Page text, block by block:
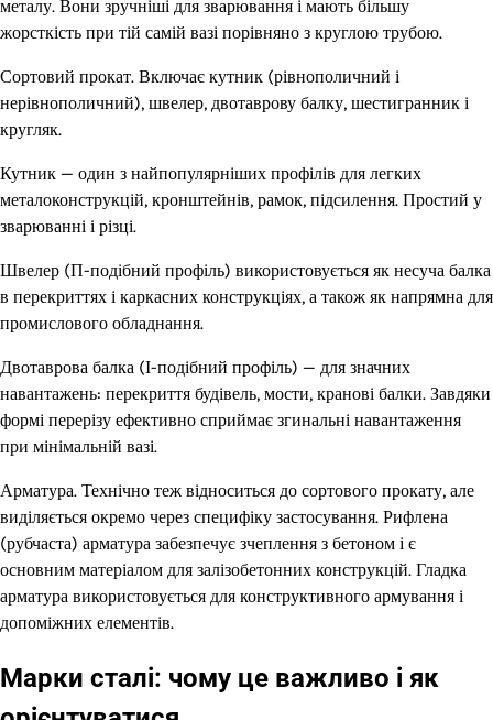
металу. Вони зручніші для зварювання і мають більшу
жорсткість при тій самій вазі порівняно з круглою трубою.
Сортовий прокат. Включає кутник (рівнополичний і
нерівнополичний), швелер, двотаврову балку, шестигранник і
кругляк.
Кутник — один з найпопулярніших профілів для легких
металоконструкцій, кронштейнів, рамок, підсилення. Простий у
зварюванні і різці.
Швелер (П-подібний профіль) використовується як несуча балка
в перекриттях і каркасних конструкціях, а також як напрямна для
промислового обладнання.
Двотаврова балка (І-подібний профіль) — для значних
навантажень: перекриття будівель, мости, кранові балки. Завдяки
формі перерізу ефективно сприймає згинальні навантаження
при мінімальній вазі.
Арматура. Технічно теж відноситься до сортового прокату, але
виділяється окремо через специфіку застосування. Рифлена
(рубчаста) арматура забезпечує зчеплення з бетоном і є
основним матеріалом для залізобетонних конструкцій. Гладка
арматура використовується для конструктивного армування і
допоміжних елементів.
Марки сталі: чому це важливо і як